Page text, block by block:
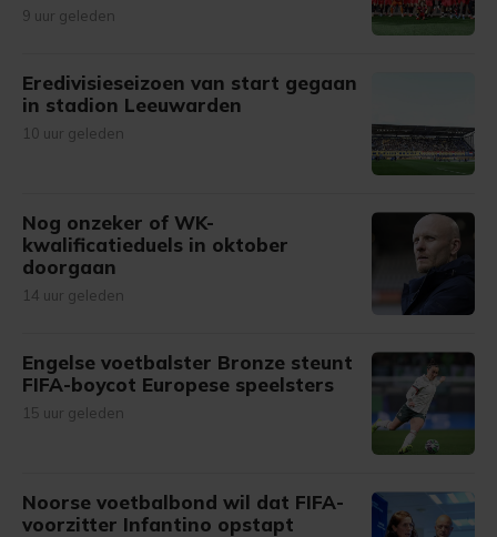
9 uur geleden
Eredivisieseizoen van start gegaan
in stadion Leeuwarden
10 uur geleden
Nog onzeker of WK-
kwalificatieduels in oktober
doorgaan
14 uur geleden
Engelse voetbalster Bronze steunt
FIFA-boycot Europese speelsters
15 uur geleden
Noorse voetbalbond wil dat FIFA-
voorzitter Infantino opstapt